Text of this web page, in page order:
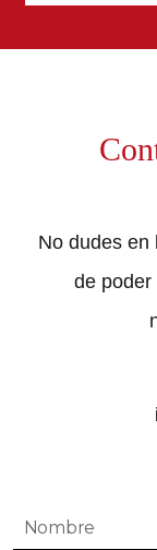
No dudes en
de poder